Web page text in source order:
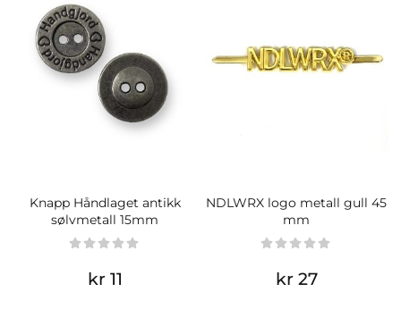
Knapp Håndlaget antikk
sølvmetall 15mm
kr 11
NDLWRX logo metall gull 45
mm
kr 27